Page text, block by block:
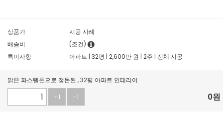
상품가
시공 사례
배송비
(조건)
특이사항
아파트 | 32평 | 2,600만 원 | 2주 | 전체 시공
맑은 파스텔톤으로 정돈된 , 32평 아파트 인테리어
+1
-1 0원